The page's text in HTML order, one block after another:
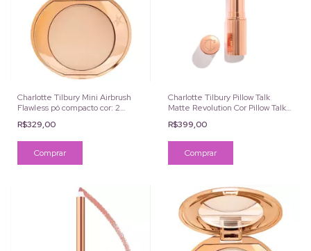
Charlotte Tilbury Mini Airbrush
Flawless pó compacto cor: 2
Medium
R$329,00
Charlotte Tilbury Pillow Talk
Matte Revolution Cor Pillow Talk
Original 3.5g
R$399,00